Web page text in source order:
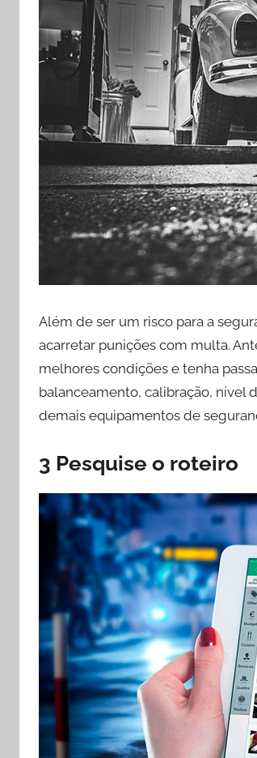
Além de ser um risco para a
acarretar punições com multa.
melhores condições e tenha
balanceamento, calibração, nível
demais equipamentos de
3 Pesquise o roteiro